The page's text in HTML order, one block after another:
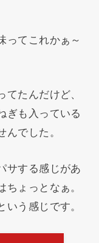
ってこれかぁ～
たんだけど、
ぎも入っている
でした。
サする感じがあ
ょっとなぁ。
う感じです。